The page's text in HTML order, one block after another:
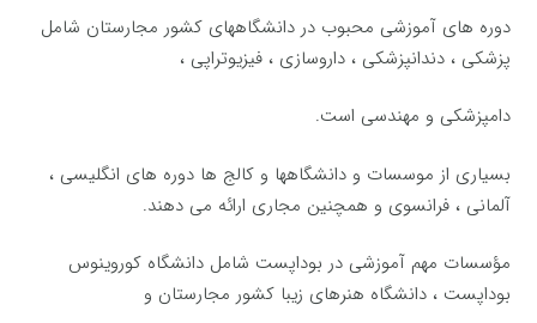
دوره های آموزشی محبوب در دانشگاههای کشور مجارستان شامل
پزشکی ، دندانپزشکی ، داروسازی ، فیزیوتراپی ،
دامپزشکی و مهندسی است.
بسیاری از موسسات و دانشگاهها و کالج ها دوره های انگلیسی ،
آلمانی ، فرانسوی و همچنین مجاری ارائه می دهند.
مؤسسات مهم آموزشی در بوداپست شامل دانشگاه کوروینوس
بوداپست ، دانشگاه هنرهای زیبا کشور مجارستان و